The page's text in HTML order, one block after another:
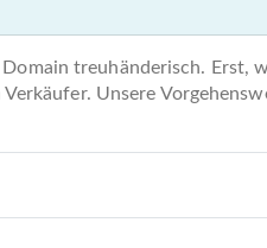
treuhänderisch. Erst,
Unsere